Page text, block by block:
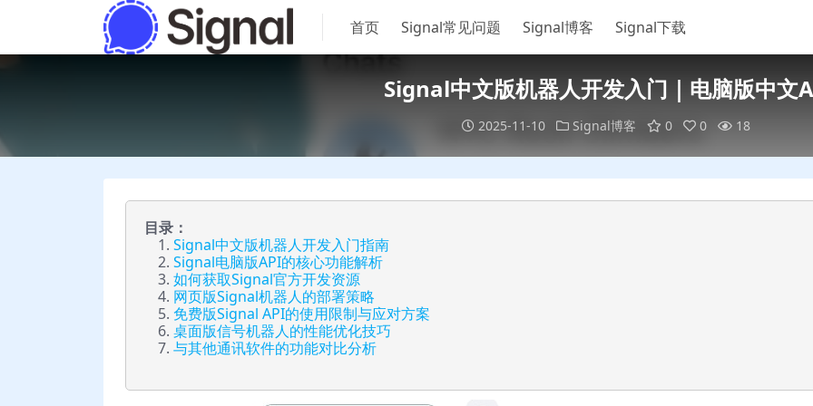
首页 Signal常见问题 Signal博客 Signal下载
Signal中文版机器人开发入门｜电脑版中文
2025-11-10 Signal博客 0 0 18
目录：
Signal中文版机器人开发入门指南
Signal电脑版API的核心功能解析
如何获取Signal官方开发资源
网页版Signal机器人的部署策略
免费版Signal API的使用限制与应对方案
桌面版信号机器人的性能优化技巧
与其他通讯软件的功能对比分析